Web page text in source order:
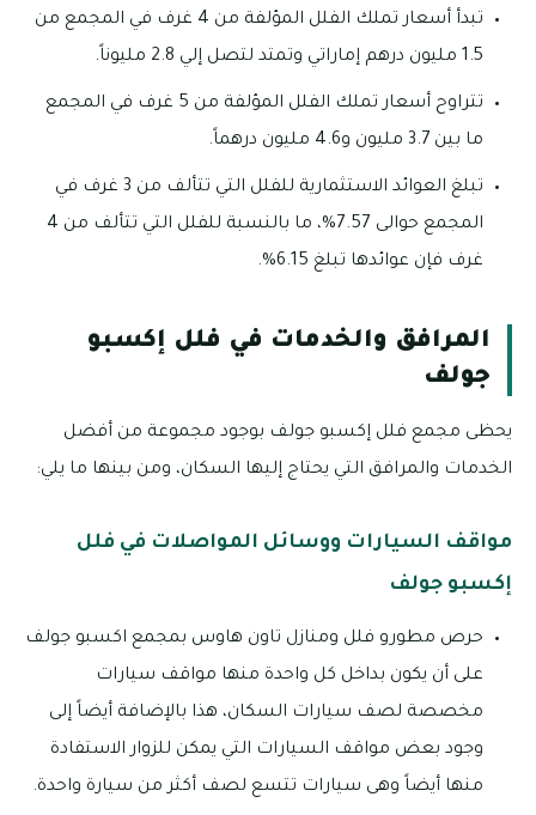
تبدأ أسعار تملك الفلل المؤلفة من 4 غرف في المجمع من
1.5 مليون درهم إماراتي وتمتد لتصل إلي 2.8 مليوناً.
تتراوح أسعار تملك الفلل المؤلفة من 5 غرف في المجمع
ما بين 3.7 مليون و4.6 مليون درهماً.
تبلغ العوائد الاستثمارية للفلل التي تتألف من 3 غرف في
المجمع حوالى 7.57%، ما بالنسبة للفلل التي تتألف من 4
غرف فإن عوائدها تبلغ 6.15%.
المرافق والخدمات في فلل إكسبو
جولف
يحظى مجمع فلل إكسبو جولف بوجود مجموعة من أفضل
الخدمات والمرافق التي يحتاج إليها السكان، ومن بينها ما يلي:
مواقف السيارات ووسائل المواصلات في فلل
إكسبو جولف
حرص مطورو فلل ومنازل تاون هاوس بمجمع اكسبو جولف
على أن يكون بداخل كل واحدة منها مواقف سيارات
مخصصة لصف سيارات السكان، هذا بالإضافة أيضاً إلى
وجود بعض مواقف السيارات التي يمكن للزوار الاستفادة
منها أيضاً وهى سيارات تتسع لصف أكثر من سيارة واحدة.